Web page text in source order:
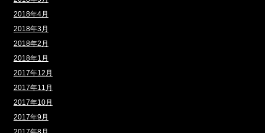
2018年4月
2018年3月
2018年2月
2018年1月
2017年12月
2017年11月
2017年10月
2017年9月